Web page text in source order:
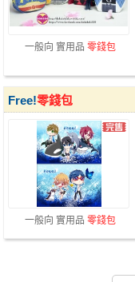
一般向 實用品 零錢包
一般向 實用品 零錢包
Free!零錢包